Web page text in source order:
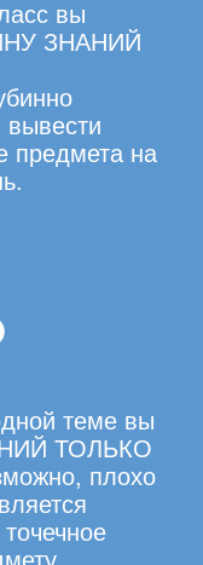
вы
ЗНАНИЙ
вывести
предмета на
теме вы
ТОЛЬКО
плохо